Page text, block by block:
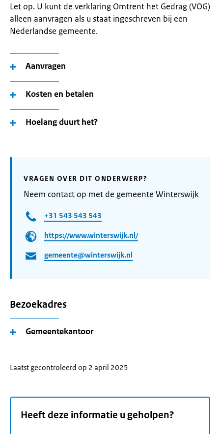
Let op. U kunt de verklaring Omtrent het Gedrag (VOG)
alleen aanvragen als u staat ingeschreven bij een
Nederlandse gemeente.
Aanvragen
Kosten en betalen
Hoelang duurt het?
VRAGEN OVER DIT ONDERWERP?
Neem contact op met de gemeente Winterswijk
+31 543 543 543
https://www.winterswijk.nl/
gemeente@winterswijk.nl
Bezoekadres
Gemeentekantoor
Laatst gecontroleerd op 2 april 2025
Heeft deze informatie u geholpen?